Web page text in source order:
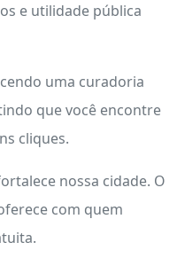
e utilidade pública
uma curadoria
que você encontre
cliques.
nossa cidade. O
com quem